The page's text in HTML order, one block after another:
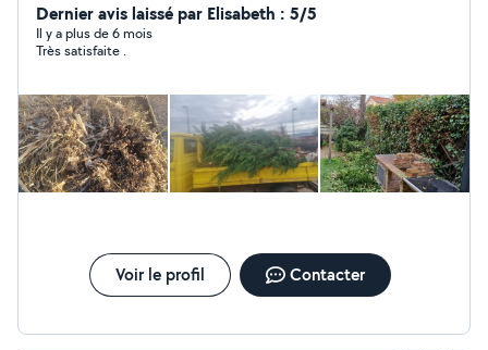
Dernier avis laissé par Elisabeth : 5/5
Il y a plus de 6 mois
Très satisfaite .
Voir le profil Contacter